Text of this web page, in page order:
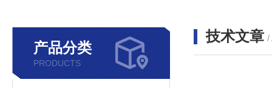
产品分类
PRODUCTS
技术文章 /